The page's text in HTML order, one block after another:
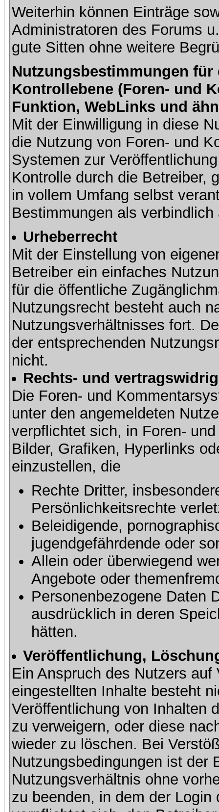
Weiterhin können Einträge
Administratoren des Forums
gute Sitten ohne weitere
Nutzungsbestimmungen
Kontrollebene (Foren- und
Funktion, WebLinks und
Mit der Einwilligung in diese
die Nutzung von Foren- und
Systemen zur
Kontrolle durch die Betreiber,
in vollem Umfang selbst
Bestimmungen als verbindlich
Urheberrecht
Mit der Einstellung von
Betreiber ein einfaches
für die öffentliche
Nutzungsrecht besteht auch
Nutzungsverhältnisses fort.
der entsprechenden
nicht.
Rechts- und
Die Foren- und
unter den angemeldeten
verpflichtet sich, in Foren-
Bilder, Grafiken, Hyperlinks
einzustellen, die
Rechte Dritter,
Persönlichkeitsrechte
Beleidigende,
jugendgefährdende oder
Allein oder überwiegend
Angebote oder
Personenbezogene Daten
ausdrücklich in deren
hätten.
Veröffentlichung,
Ein Anspruch des Nutzers
eingestellten Inhalte besteht
Veröffentlichung von Inhalten
zu verweigern, oder diese
wieder zu löschen. Bei
Nutzungsbedingungen ist der
Nutzungsverhältnis ohne
zu beenden, in dem der